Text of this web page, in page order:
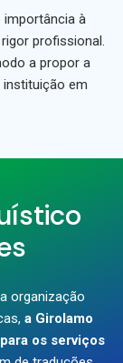
importância à
profissional.
a propor a
instituição em
organização
a Girolamo
os serviços